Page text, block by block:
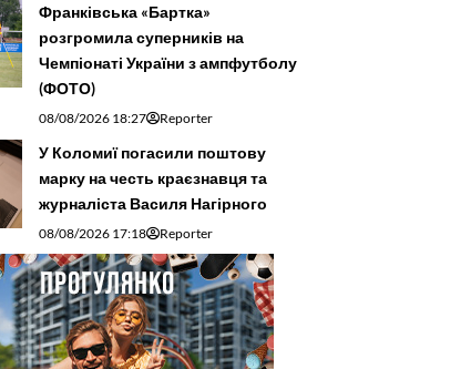
Франківська «Бартка»
розгромила суперників на
Чемпіонаті України з ампфутболу
(ФОТО)
08/08/2026 18:27 Reporter
У Коломиї погасили поштову
марку на честь краєзнавця та
журналіста Василя Нагірного
08/08/2026 17:18 Reporter